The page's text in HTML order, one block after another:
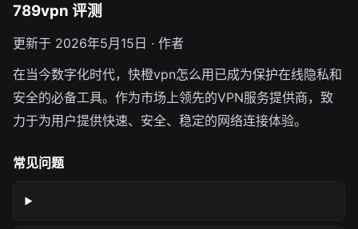
789vpn 评测
更新于 2026年5月15日 · 作者
在当今数字化时代，快橙vpn怎么用已成为保护在线隐私和
安全的必备工具。作为市场上领先的VPN服务提供商，致
力于为用户提供快速、安全、稳定的网络连接体验。
常见问题